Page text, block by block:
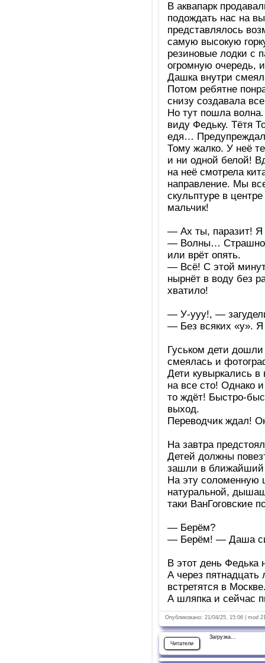
В аквапарк
подождать нас на
представлялось
самую высокую
резиновые лодки с
огромную очередь,
Дашка внутри
Потом ребятне
снизу создавала
Но тут пошла
виду Федьку. Тётя
едя…
Тому жалко. У неё
и ни одной белой!
на неё смотрела
направление. Мы
скульптуре в
мальчик!
— Ах ты, паразит! Я
— Волны… Страшно,
или врёт опять.
— Всё! С этой
нырнёт в воду без
хватило!
— У-ууу!, —
— Без всяких «у». Я
Гуськом дети
смеялась и
Дети кувыркались
на все сто! Однако
то ждёт! Быстро-
выход.
Переводчик ждал!
На завтра
Детей должны
зашли в ближайший
На эту соломенную
натуральной,
таки ВанГоговские
— Берём?
— Берём! — Даша
В этот день
А через
встретятся в
А шляпка и сейчас
Опубликовано: 21/04/25, 15:06 | mod
Читатели
Загрузка...